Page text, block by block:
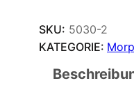
g
o
SKU: 5030-2
KATEGORIE: